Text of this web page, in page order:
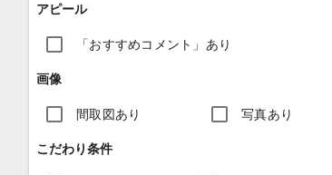
アピール
「おすすめコメント」あり
画像
間取図あり 写真あり
こだわり条件